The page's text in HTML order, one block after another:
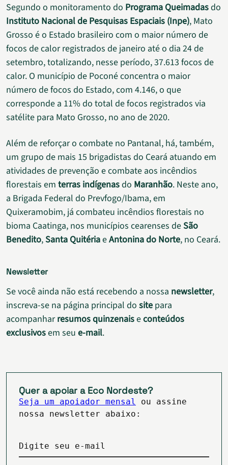
Segundo o monitoramento do Programa Queimadasdo
Instituto Nacional de Pesquisas Espaciais (Inpe), Mato
Grosso é o Estado brasileiro com o maior número de
focos de calor registrados de janeiro até o dia 24 de
setembro, totalizando, nesse período, 37.613 focos de
calor. O município de Poconé concentra o maior
número de focos do Estado, com 4.146, o que
corresponde a 11% do total de focos registrados via
satélite para Mato Grosso, no ano de 2020.
Além de reforçar o combate no Pantanal, há, também,
um grupo de mais 15 brigadistas do Ceará atuando em
atividades de prevenção e combate aos incêndios
florestais em terras indígenasdo Maranhão. Neste ano,
a Brigada Federal do Prevfogo/Ibama, em
Quixeramobim, já combateu incêndios florestais no
bioma Caatinga, nos municípios cearenses de São
Benedito, Santa QuitériaeAntonina do Norte, no Ceará.
Newsletter
Se você ainda não está recebendo a nossa newsletter,
inscreva-se na página principal do site para
acompanharresumos quinzenaiseconteúdos
exclusivosem seu e-mail.
Quer a apoiar a Eco Nordeste?
Seja um apoiador mensal
ou assine
nossa newsletter abaixo:
Digite seu e-mail